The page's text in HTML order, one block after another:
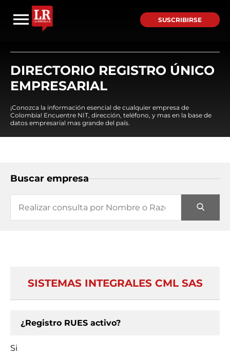
SUSCRIBIRSE
DIRECTORIO REGISTRO ÚNICO
EMPRESARIAL
¡Conozca la información esencial de cualquier empresa de
Colombia! Encuentre NIT, dirección, teléfono, y mas en la base de
datos empresarial mas grande del país.
Buscar empresa
SISTEMAS INTEGRALES CML SAS
¿Registro RUES activo?
Si